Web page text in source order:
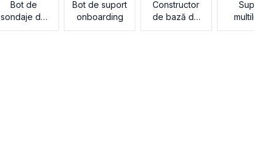
Bot de
sondaje de
satisfacție
Bot de suport
onboarding
Constructor
de bază de
cunoștințe